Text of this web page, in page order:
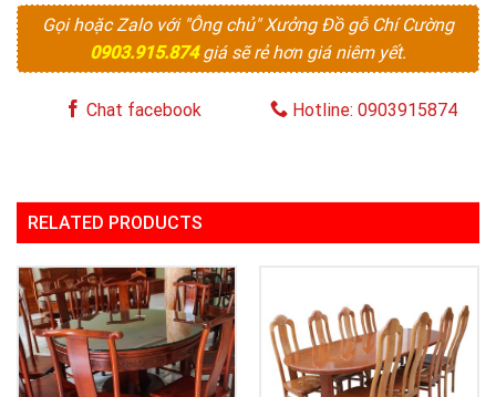
Gọi hoặc Zalo với "Ông chủ" Xưởng Đồ gỗ Chí Cường
0903.915.874giá sẽ rẻ hơn giá niêm yết.
Chat facebook Hotline: 0903915874
RELATED PRODUCTS